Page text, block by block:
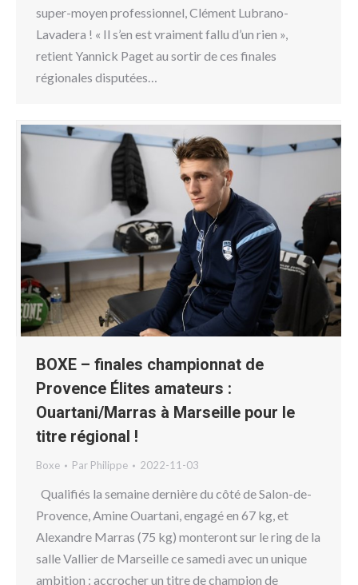
super-moyen professionnel, Clément Lubrano-
Lavadera ! « Il s’en est vraiment fallu d’un rien »,
retient Yannick Paget au sortir de ces finales
régionales disputées…
BOXE – finales championnat de
Provence Élites amateurs :
Ouartani/Marras à Marseille pour le
titre régional !
Boxe Par Philippe 2022-11-03
Qualifiés la semaine dernière du côté de Salon-de-
Provence, Amine Ouartani, engagé en 67 kg, et
Alexandre Marras (75 kg) monteront sur le ring de la
salle Vallier de Marseille ce samedi avec un unique
ambition : accrocher un titre de champion de